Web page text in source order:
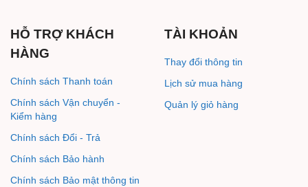
HỖ TRỢ KHÁCH
HÀNG
Chính sách Thanh toán
Chính sách Vận chuyển -
Kiểm hàng
Chính sách Đổi - Trả
Chính sách Bảo hành
Chính sách Bảo mật thông tin
TÀI KHOẢN
Thay đổi thông tin
Lịch sử mua hàng
Quản lý giỏ hàng